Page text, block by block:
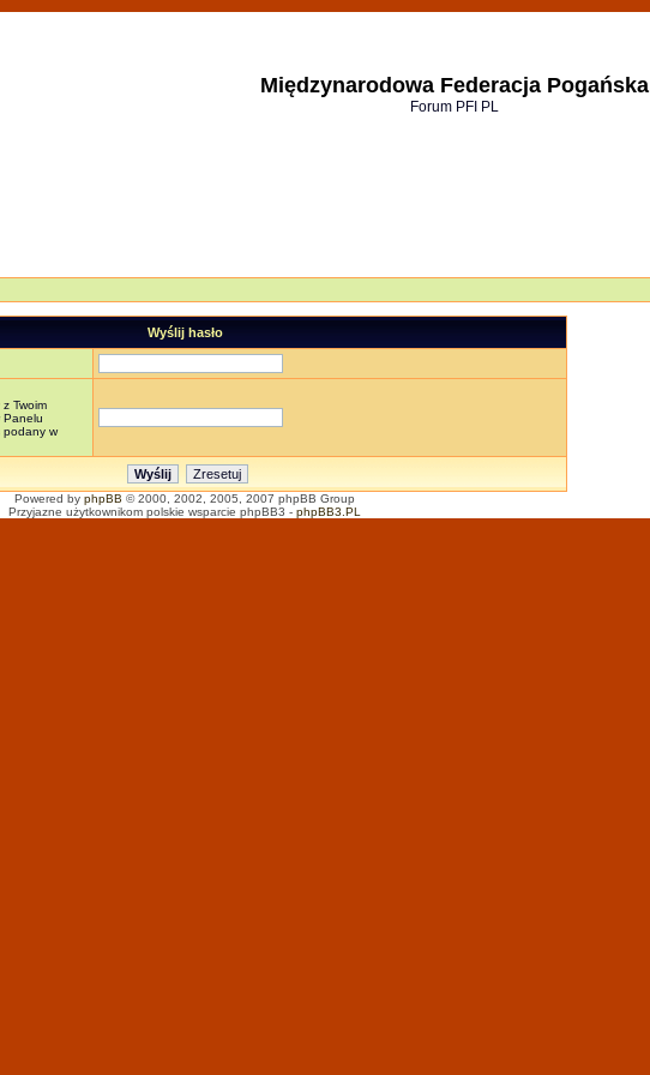
Międzynarodowa Federacja Pogańska
Forum PFI PL
Wyślij hasło
Twoim
Panelu
podany w
Powered by phpBB © 2000, 2002, 2005, 2007 phpBB Group
Przyjazne użytkownikom polskie wsparcie phpBB3 - phpBB3.PL